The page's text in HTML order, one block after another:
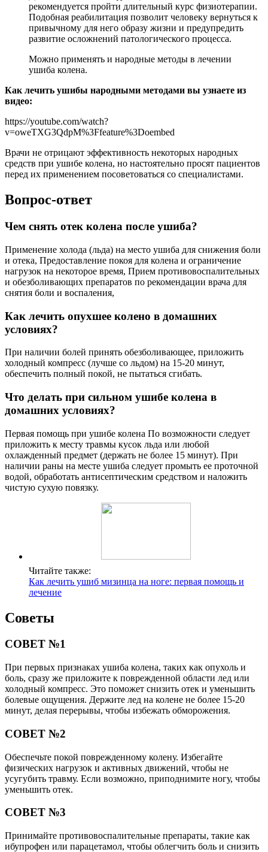
рекомендуется пройти длительный курс физиотерапии.
Подобная реабилитация позволит человеку вернуться к
привычному для него образу жизни и предупредить
развитие осложнений патологического процесса.
Можно применять и народные методы в лечении
ушиба колена.
Как лечить ушибы народными методами вы узнаете из
видео:
https://youtube.com/watch?
v=oweTXG3QdpM%3Ffeature%3Doembed
Врачи не отрицают эффективность некоторых народных
средств при ушибе колена, но настоятельно просят пациентов
перед их применением посоветоваться со специалистами.
Вопрос-ответ
Чем снять отек колена после ушиба?
Применение холода (льда) на место ушиба для снижения боли
и отека, Предоставление покоя для колена и ограничение
нагрузок на некоторое время, Прием противовоспалительных
и обезболивающих препаратов по рекомендации врача для
снятия боли и воспаления,
Как лечить опухшее колено в домашних
условиях?
При наличии болей принять обезболивающее, приложить
холодный компресс (лучше со льдом) на 15-20 минут,
обеспечить полный покой, не пытаться сгибать.
Что делать при сильном ушибе колена в
домашних условиях?
Первая помощь при ушибе колена По возможности следует
приложить к месту травмы кусок льда или любой
охлажденный предмет (держать не более 15 минут). При
наличии раны на месте ушиба следует промыть ее проточной
водой, обработать антисептическим средством и наложить
чистую сухую повязку.
Читайте также:
Как лечить ушиб мизинца на ноге: первая помощь и
лечение
Советы
СОВЕТ №1
При первых признаках ушиба колена, таких как опухоль и
боль, сразу же приложите к поврежденной области лед или
холодный компресс. Это поможет снизить отек и уменьшить
болевые ощущения. Держите лед на колене не более 15-20
минут, делая перерывы, чтобы избежать обморожения.
СОВЕТ №2
Обеспечьте покой поврежденному колену. Избегайте
физических нагрузок и активных движений, чтобы не
усугубить травму. Если возможно, приподнимите ногу, чтобы
уменьшить отек.
СОВЕТ №3
Принимайте противовоспалительные препараты, такие как
ибупрофен или парацетамол, чтобы облегчить боль и снизить